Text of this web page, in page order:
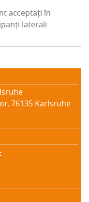
acceptați în
laterali
76135 Karl­sru­he